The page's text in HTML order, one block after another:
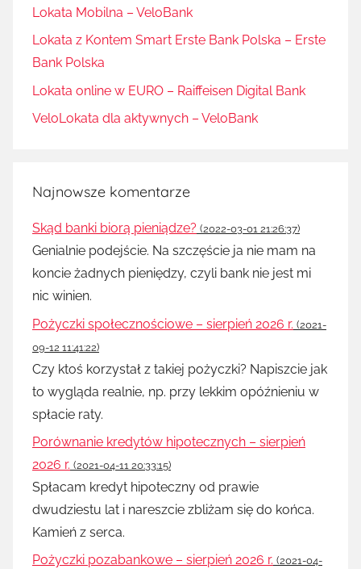
Lokata Mobilna – VeloBank
Lokata z Kontem Smart Erste Bank Polska – Erste
Bank Polska
Lokata online w EURO – Raiffeisen Digital Bank
VeloLokata dla aktywnych – VeloBank
Najnowsze komentarze
Skąd banki biorą pieniądze? (2022-03-01 21:26:37)
Genialnie podejście. Na szczęście ja nie mam na
koncie żadnych pieniędzy, czyli bank nie jest mi
nic winien.
Pożyczki społecznościowe – sierpień 2026 r. (2021-
09-12 11:41:22)
Czy ktoś korzystał z takiej pożyczki? Napiszcie jak
to wygląda realnie, np. przy lekkim opóźnieniu w
spłacie raty.
Porównanie kredytów hipotecznych – sierpień
2026 r. (2021-04-11 20:33:15)
Spłacam kredyt hipoteczny od prawie
dwudziestu lat i nareszcie zbliżam się do końca.
Kamień z serca.
Pożyczki pozabankowe – sierpień 2026 r. (2021-04-